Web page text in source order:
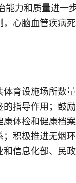
能力和质量进一
心脑血管疾病
育设施场所数
指导作用；鼓
体检和健康档
积极推进无烟
信息化部、民